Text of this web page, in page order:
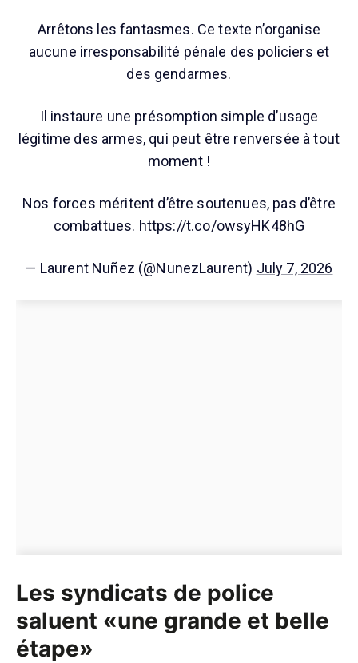
Arrêtons les fantasmes. Ce texte n’organise
aucune irresponsabilité pénale des policiers et
des gendarmes.
Il instaure une présomption simple d’usage
légitime des armes, qui peut être renversée à tout
moment !
Nos forces méritent d’être soutenues, pas d’être
combattues. https://t.co/owsyHK48hG
— Laurent Nuñez (@NunezLaurent) July 7, 2026
Les syndicats de police
saluent «une grande et belle
étape»